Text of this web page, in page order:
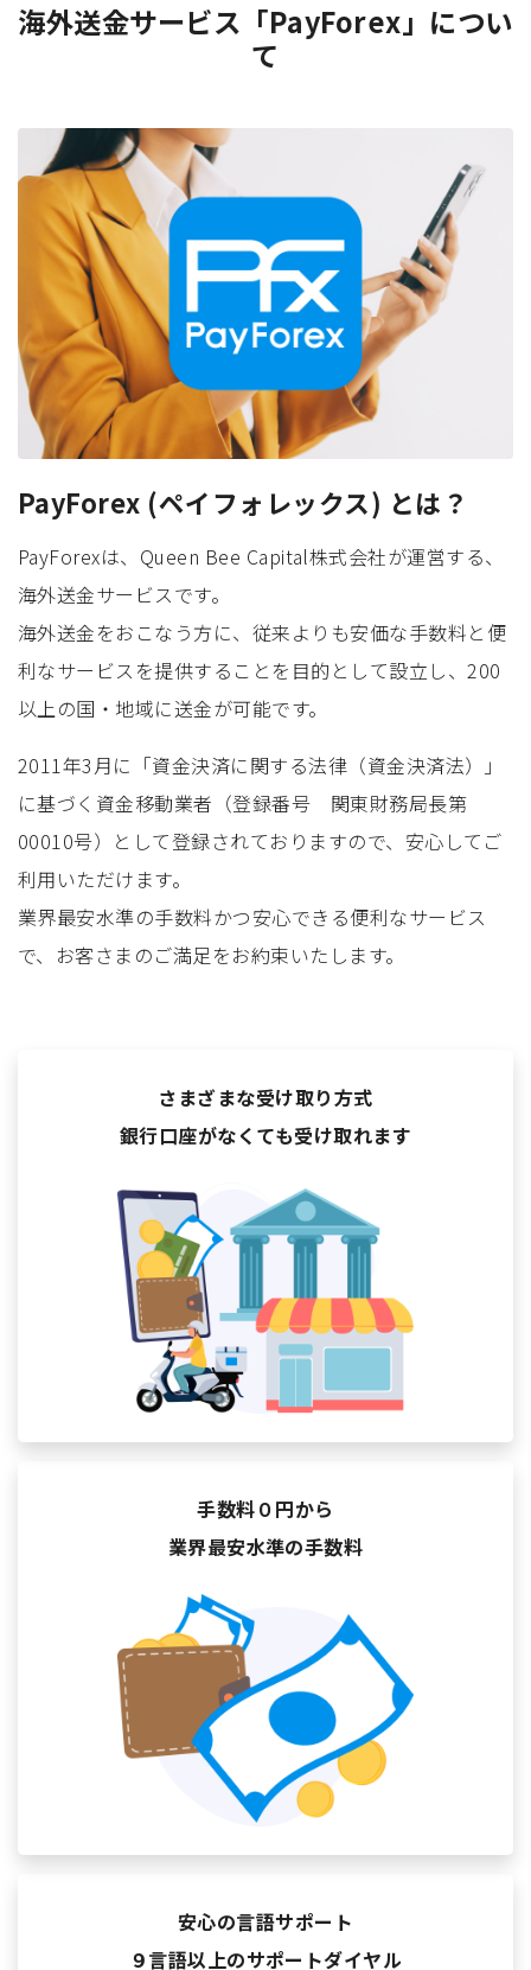
海外送金サービス「PayForex」につい
て
PayForex (ペイフォレックス) とは？
PayForexは、Queen Bee Capital株式会社が運営する、
海外送金サービスです。
海外送金をおこなう方に、従来よりも安価な手数料と便
利なサービスを提供することを目的として設立し、200
以上の国・地域に送金が可能です。
2011年3月に「資金決済に関する法律（資金決済法）」
に基づく資金移動業者（登録番号 関東財務局長第
00010号）として登録されておりますので、安心してご
利用いただけます。
業界最安水準の手数料かつ安心できる便利なサービス
で、お客さまのご満足をお約束いたします。
さまざまな受け取り方式
銀行口座がなくても受け取れます
手数料０円から
業界最安水準の手数料
安心の言語サポート
９言語以上のサポートダイヤル